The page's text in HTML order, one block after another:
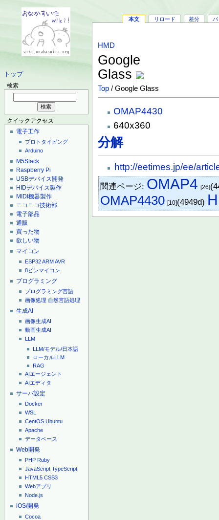
トップ
検索
クイックアクセス
電子工作
プロトタイピング
Arduino
M5Stack
Raspberry Pi
USBデバイス開発
HIDデバイス製作
MIDI機器製作
ニコニコ技術部
電子部品
通販
買った物
欲しい物
マイコン
ESP32ARMAVR
8ピンマイコン
プログラミング
プログラミング言語
画像処理 自然言語処理
生成AI
画像生成AI
動画生成AI
LLM
LLM/モデル/日本語
ローカルLLM
RAG
AIエージェント
AIエディタ
サーバ設定
Docker
WSL
CentOS Ubuntu
Apache
データベース
Web開発
PHP Ruby
JavaScript TypeScript
HTML5 CSS3
Webアプリ
Node.js
iOS/開発
Cocoa
本文 リロード 差分 バ
HMD
Google
Glass
Top / Google Glass
OMAP4430
640x360
分解
http://eetimes.jp/ee/
関連ページ: OMAP4 [26]
OMAP4430 [10](4949d)